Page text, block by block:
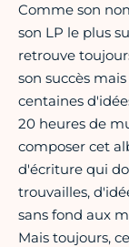
Comme son
son LP le plus
retrouve
son succès
centaines
20 heures de
composer cet
d'écriture qui
trouvailles,
sans fond aux
Mais toujours,